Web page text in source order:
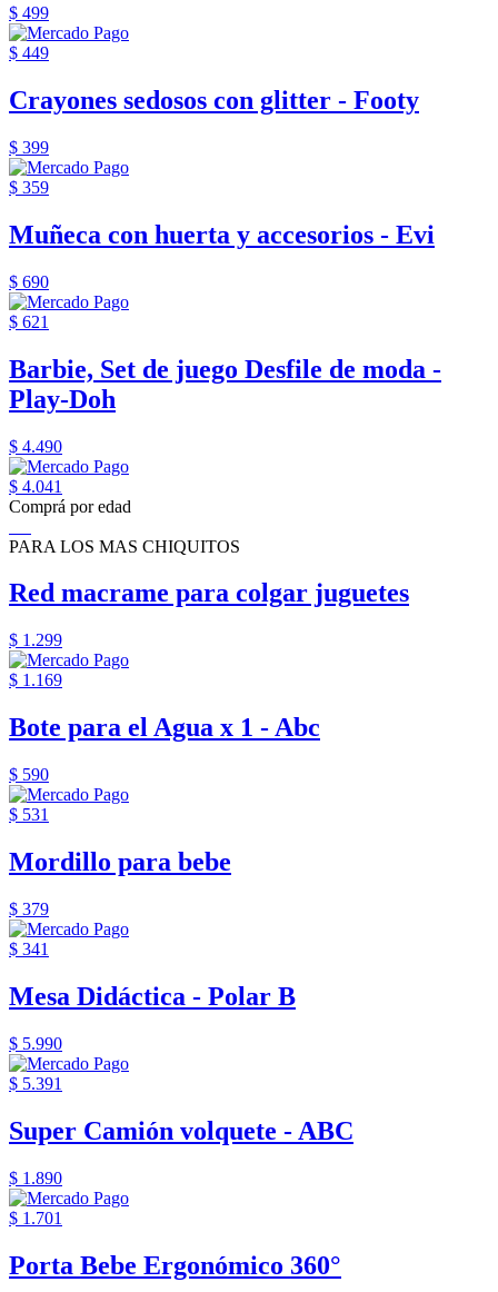
$ 499
$ 449
Crayones sedosos con glitter - Footy
$ 399
$ 359
Muñeca con huerta y accesorios - Evi
$ 690
$ 621
Barbie, Set de juego Desfile de moda -
Play-Doh
$ 4.490
$ 4.041
Comprá por edad
PARA LOS MAS CHIQUITOS
Red macrame para colgar juguetes
$ 1.299
$ 1.169
Bote para el Agua x 1 - Abc
$ 590
$ 531
Mordillo para bebe
$ 379
$ 341
Mesa Didáctica - Polar B
$ 5.990
$ 5.391
Super Camión volquete - ABC
$ 1.890
$ 1.701
Porta Bebe Ergonómico 360°